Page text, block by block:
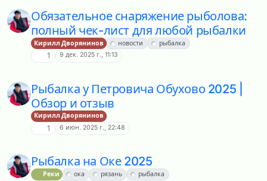
Обязательное снаряжение рыболова:
полный чек-лист для любой рыбалки
Кирилл Дворянинов новости рыбалка
1 9 дек. 2025 г., 11:13
Рыбалка у Петровича Обухово 2025 |
Обзор и отзыв
Кирилл Дворянинов
1 6 июн. 2025 г., 22:48
Рыбалка на Оке 2025
Реки ока рязань рыбалка